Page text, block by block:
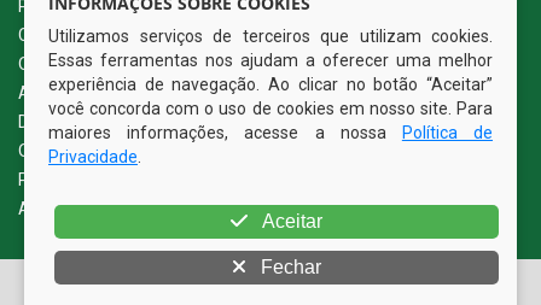
Portal da Transparência
Carta de Serviços ao Usuário
Ouvidoria Eletrônica
Acesso a Informação (eSIC)
Diário Oficial
Quadro de Avisos
Política de Privacidade
Acessibilidade
© Copyright 2026 Prefeitura Municipal de Nazaré da Mata |
Utilizamos serviços de terceiros que utilizam cookies.
Essas ferramentas nos ajudam a oferecer uma melhor
experiência de navegação. Ao clicar no botão “Aceitar”
você concorda com o uso de cookies em nosso site. Para
maiores informações, acesse a nossa
Política de
Privacidade
Aceitar
Fechar